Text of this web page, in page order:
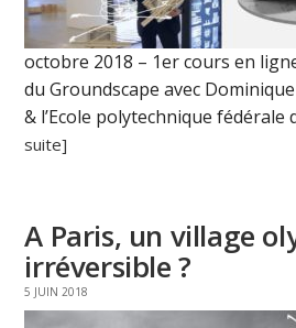
octobre 2018 – 1er cours en
du Groundscape avec
& l’Ecole polytechnique fédérale
suite]
A Paris, un village
irréversible ?
5 JUIN 2018